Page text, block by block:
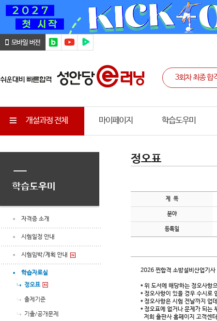
개설과정 전체 마이페이지 학습도우미
학습도우미
자격증 소개
시험일정 안내
시험임박/계획 안내
학습자료실
정오표
출제기준
기출/공개문제
정오표
제 목
분야
등록일
2026 찐합격 소방설비산업
* 위 도서에 해당하는 정오사항
* 정오사항이 있을 경우 수시로
* 정오사항은 시험 전날까지 업
* 정오표에 없거나 문제가 되는
저희 출판사 홈페이지 고객센